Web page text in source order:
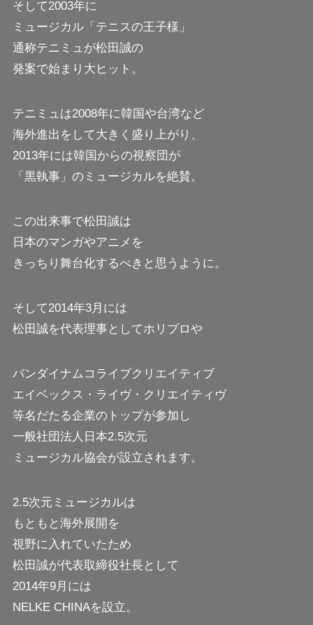
そして2003年に
ミュージカル「テニスの王子様」
通称テニミュが松田誠の
発案で始まり大ヒット。
テニミュは2008年に韓国や台湾など
海外進出をして大きく盛り上がり、
2013年には韓国からの視察団が
「黒執事」のミュージカルを絶賛。
この出来事で松田誠は
日本のマンガやアニメを
きっちり舞台化するべきと思うように。
そして2014年3月には
松田誠を代表理事としてホリプロや
バンダイナムコライブクリエイティブ
エイベックス・ライヴ・クリエイティヴ
等名だたる企業のトップが参加し
一般社団法人日本2.5次元
ミュージカル協会が設立されます。
2.5次元ミュージカルは
もともと海外展開を
視野に入れていたため
松田誠が代表取締役社長として
2014年9月には
NELKE CHINAを設立。